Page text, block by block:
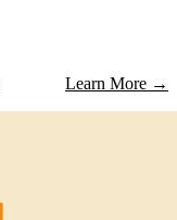
Learn More →